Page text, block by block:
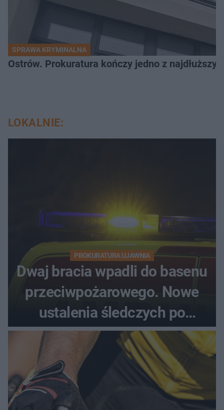
SPRAWA KRYMINALNA
Ostrów. Prokuratura kończy jedno z
LOKALNIE:
PROKURATURA UJAWNIA
Dwaj bracia wpadli do basenu
przeciwpożarowego. Nowe
ustalenia śledczych po
dramatycznej akcji